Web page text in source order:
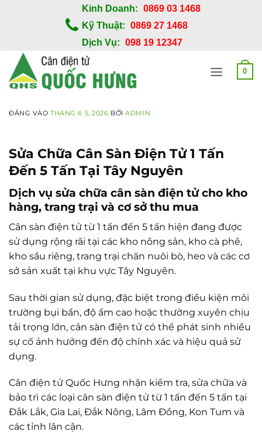
dung
Kinh Doanh: 0869 03 1468
Kỹ Thuật: 0869 27 1468
Dịch Vụ: 098 19 12347
0
ĐĂNG VÀOTHÁNG 6 5, 2026 BỞIADMIN
Sửa Chữa Cân Sàn Điện Tử 1 Tấn
Đến 5 Tấn Tại Tây Nguyên
Dịch vụ sửa chữa cân sàn điện tử cho kho
hàng, trang trại và cơ sở thu mua
Cân sàn điện tử từ 1 tấn đến 5 tấn hiện đang được
sử dụng rộng rãi tại các kho nông sản, kho cà phê,
kho sầu riêng, trang trại chăn nuôi bò, heo và các cơ
sở sản xuất tại khu vực Tây Nguyên.
Sau thời gian sử dụng, đặc biệt trong điều kiện môi
trường bụi bẩn, độ ẩm cao hoặc thường xuyên chịu
tải trọng lớn, cân sàn điện tử có thể phát sinh nhiều
sự cố ảnh hưởng đến độ chính xác và hiệu quả sử
dụng.
Cân điện tử Quốc Hưng nhận kiểm tra, sửa chữa và
bảo trì các loại cân sàn điện tử từ 1 tấn đến 5 tấn tại
Đắk Lắk, Gia Lai, Đắk Nông, Lâm Đồng, Kon Tum và
các tỉnh lân cận.